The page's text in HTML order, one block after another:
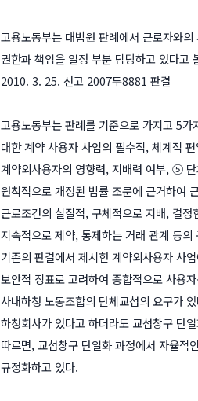
고용노동부는 대법원 판례에서 근로자와
권한과 책임을 일정 부분 담당하고 있다고
2010. 3. 25. 선고 2007두8881 판결
고용노동부는 판례를 기준으로 가지고 5
대한 계약 사용자 사업의 필수적, 체계적
계약외사용자의 영향력, 지배력 여부, ⑤
원칙적으로 개정된 법률 조문에 근거하여
근로조건의 실질적, 구체적으로 지배, 결
지속적으로 제약, 통제하는 거래 관계 등
기존의 판결에서 제시한 계약외사용자 사
보안적 징표로 고려하여 종합적으로 사용
사내하청 노동조합의 단체교섭의 요구가
하청회사가 있다고 하더라도 교섭창구 단
따르면, 교섭창구 단일화 과정에서 자율적
규정화하고 있다.